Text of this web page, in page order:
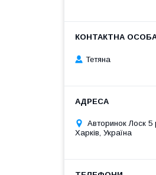
Тетяна
Авторинок Лоск 5
Харків, Україна